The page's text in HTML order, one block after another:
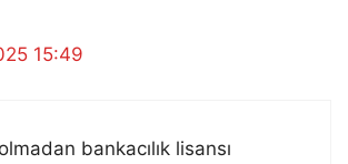
15:49
bankacılık lisansı